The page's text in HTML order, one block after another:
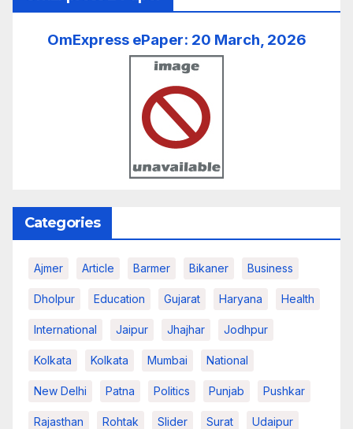
OmExpress ePaper: 20 March, 2026
Categories
Ajmer Article Barmer Bikaner Business
Dholpur Education Gujarat Haryana Health
International Jaipur Jhajhar Jodhpur
Kolkata Kolkata Mumbai National
New Delhi Patna Politics Punjab Pushkar
Rajasthan Rohtak Slider Surat Udaipur